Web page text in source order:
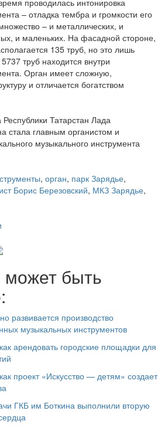
проводилась интонировка
– отладка тембра и громкости его
– и металлических, и
и маленьких. На фасадной стороне,
135 труб, но это лишь
труб находится внутри
Орган имеет сложную,
и отличается богатством
Татарстан Лада
стала главным органистом и
музыкального инструмента
, орган, парк Зарядье,
Борис Березовский, МКЗ Зарядье,
быть
развивается производство
музыкальных инструментов
арендовать городские площадки для
проект «Искусство — детям» создает
ГКБ им Боткина выполнили вторую